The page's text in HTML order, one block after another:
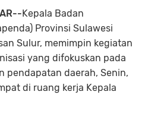
Kepala Badan
Provinsi Sulawesi
Sulur, memimpin kegiatan
yang difokuskan pada
pendapatan daerah, Senin,
di ruang kerja Kepala